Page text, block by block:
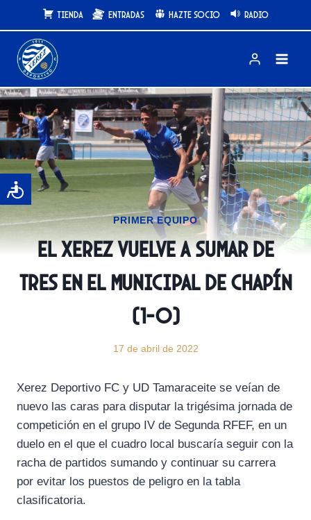
al
contenido
Tienda Entradas Hazte Socio Radio
PRIMER EQUIPO
El Xerez vuelve a sumar de
tres en el Municipal de Chapín
(1-0)
17 de abril de 2022
Xerez Deportivo FC y UD Tamaraceite se veían de
nuevo las caras para disputar la trigésima jornada de
competición en el grupo IV de Segunda RFEF, en un
duelo en el que el cuadro local buscaría seguir con la
racha de partidos sumando y continuar su carrera
por evitar los puestos de peligro en la tabla
clasificatoria.